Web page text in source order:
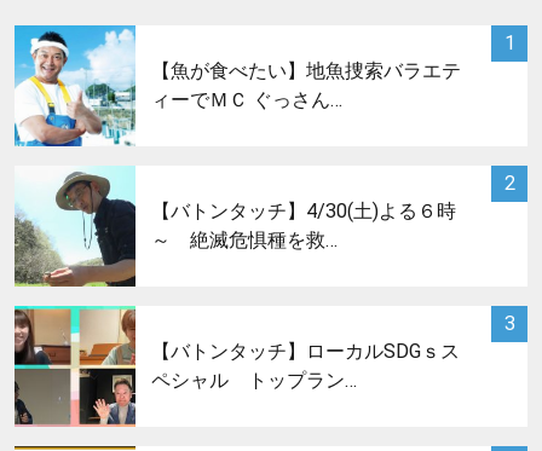
1
サムネイル
【魚が食べたい】地魚捜索バラエテ
ィーでＭＣ ぐっさん…
2
【バトンタッチ】4/30(土)よる６時
～ 絶滅危惧種を救…
3
サムネイル
【バトンタッチ】ローカルSDGｓス
ペシャル トップラン…